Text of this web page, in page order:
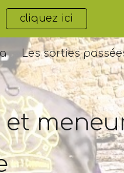
Skip to
cliquez ici
Les sorties